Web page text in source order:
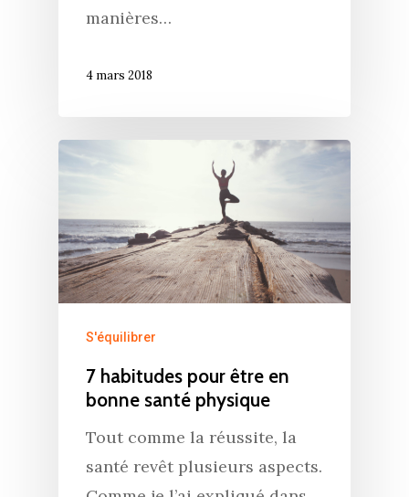
manières…
4 mars 2018
S'équilibrer
7 habitudes pour être en
bonne santé physique
Tout comme la réussite, la
santé revêt plusieurs aspects.
Accueil
Commence ici
Blog